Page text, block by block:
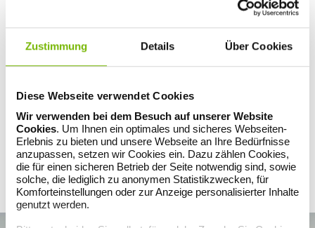
Zustimmung Details Über Cookies
Diese Webseite verwendet Cookies
Wir verwenden bei dem Besuch auf unserer Website
Cookies. Um Ihnen ein optimales und sicheres Webseiten-
Erlebnis zu bieten und unsere Webseite an Ihre Bedürfnisse
anzupassen, setzen wir Cookies ein. Dazu zählen Cookies,
die für einen sicheren Betrieb der Seite notwendig sind, sowie
solche, die lediglich zu anonymen Statistikzwecken, für
Komforteinstellungen oder zur Anzeige personalisierter Inhalte
genutzt werden.
Themen, bei denen er nicht weiterkommt. Sei es der eigene Körper,
der berufliche Erfolg, die Freizeitgestaltung, die Partnerschaft oder
die Verwirklichung eines alten Traums oder Wunsches. Gut möglich,
dass uns da unser Mindsetting ausbremst. Es lohnt sich also, den
kommen. Sie sind oft tief im Unterbewusstsein vergraben, aber wir
Veränderung beginnt im Kopf!
Vom Mindset zum Mindshift
Mindshift bezeichnet die Veränderung unseres Denkens, das Neu-,
Anders-, Querdenken. Es ist ein Prozess, der Wochen, Monate, Jahre
oder ein ganzes Leben lang dauern kann. Aber er lohnt sich. Im
ersten Schritt muss man dafür erst mal sein aktuelles Mindsetting
aufdecken.